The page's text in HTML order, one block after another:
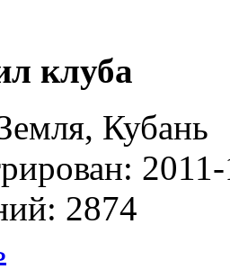
клуба
Кубань
2874